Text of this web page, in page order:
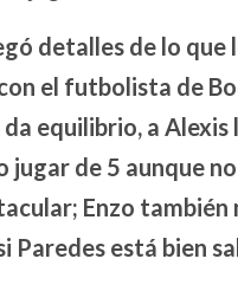
detalles de lo que
el futbolista de
da equilibrio, a Alexis
jugar de 5 aunque
Enzo también
Paredes está bien